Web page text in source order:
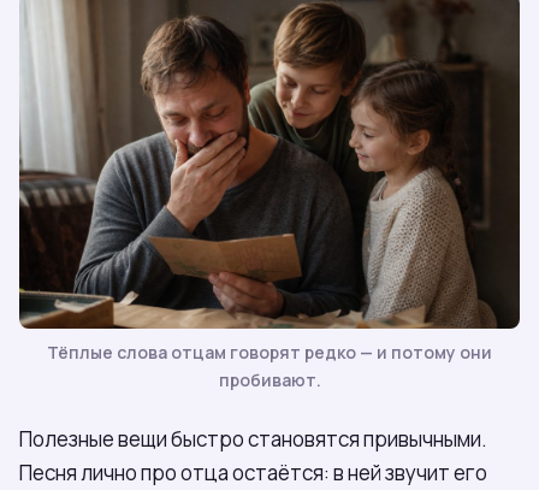
Тёплые слова отцам говорят редко — и потому они
пробивают.
Полезные вещи быстро становятся привычными.
Песня лично про отца остаётся: в ней звучит его